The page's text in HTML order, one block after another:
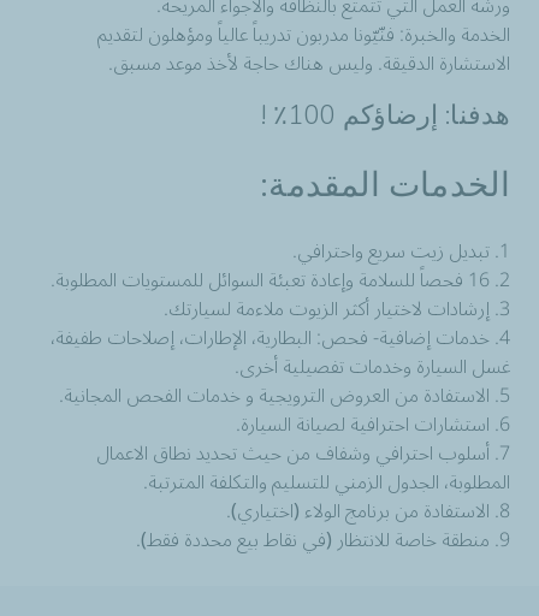
الخدمة والخبرة: فنّيّونا مدربون تدريباً عالياً ومؤهلون لتقديم
الاستشارة الدقيقة. وليس هناك حاجة لأخذ موعد مسبق.
هدفنا: إرضاؤكم 100٪ !
الخدمات المقدمة:
1. تبديل زيت سريع واحترافي.
2. 16 فحصاً للسلامة وإعادة تعبئة السوائل للمستويات المطلوبة.
3. إرشادات لاختيار أكثر الزيوت ملاءمة لسيارتك.
4. خدمات إضافية- فحص: البطارية، الإطارات، إصلاحات طفيفة،
غسل السيارة وخدمات تفصيلية أخرى.
5. الاستفادة من العروض الترويجية و خدمات الفحص المجانية.
6. استشارات احترافية لصيانة السيارة.
7. أسلوب احترافي وشفاف من حيث تحديد نطاق الاعمال
المطلوبة، الجدول الزمني للتسليم والتكلفة المترتبة.
8. الاستفادة من برنامج الولاء (اختياري).
9. منطقة خاصة للانتظار (في نقاط بيع محددة فقط).